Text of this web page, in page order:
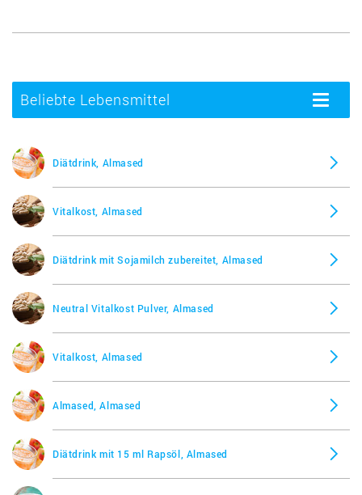
Beliebte Lebensmittel
Toggle
Diätdrink, Almased
Vitalkost, Almased
Diätdrink mit Sojamilch zubereitet, Almased
Neutral Vitalkost Pulver, Almased
Vitalkost, Almased
Almased, Almased
Diätdrink mit 15 ml Rapsöl, Almased